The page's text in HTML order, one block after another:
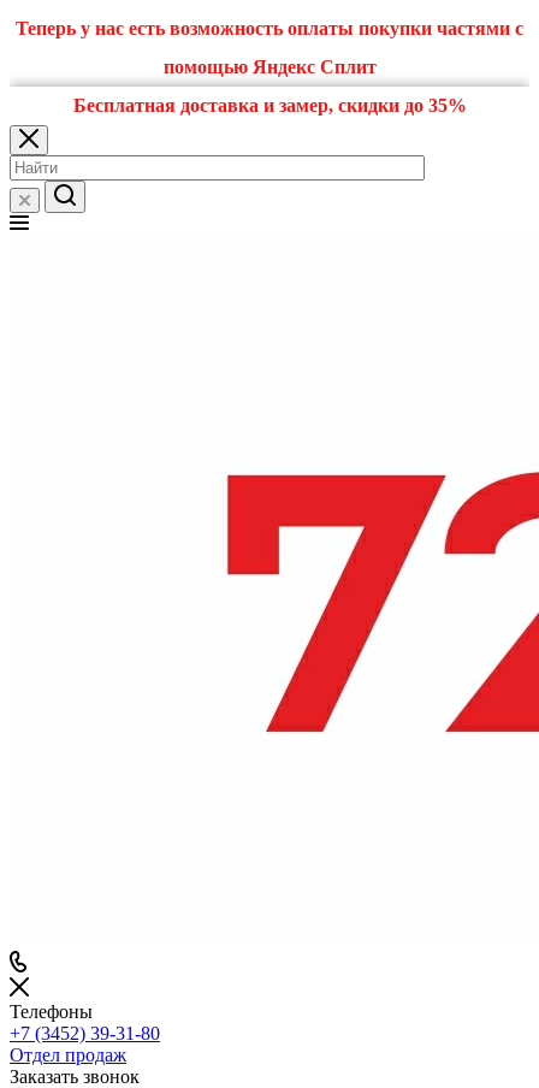
Теперь у нас есть возможность оплаты покупки частями с
помощью Яндекс Сплит
Бесплатная доставка и замер, скидки до 35%
Телефоны
+7 (3452) 39-31-80
Отдел продаж
Заказать звонок